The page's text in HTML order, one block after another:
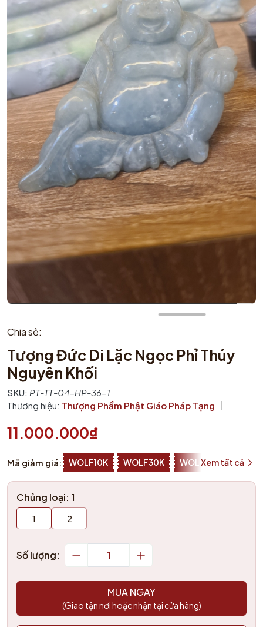
Chia sẻ:
Tượng Đức Di Lặc Ngọc Phỉ Thúy
Nguyên Khối
SKU: PT-TT-04-HP-36-1
Thương hiệu: Thượng Phẩm Phật Giáo Pháp Tạng
11.000.000₫
Mã giảm giá: WOLF10K WOLF30K WOLF50KXem tất cả
Chủng loại: 1
1 2
Số lượng:
MUA NGAY
(Giao tận nơi hoặc nhận tại cửa hàng)